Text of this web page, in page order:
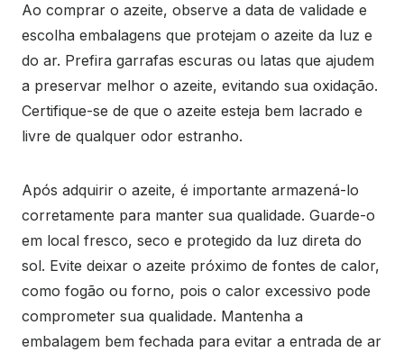
Ao comprar o azeite, observe a data de validade e
escolha embalagens que protejam o azeite da luz e
do ar. Prefira garrafas escuras ou latas que ajudem
a preservar melhor o azeite, evitando sua oxidação.
Certifique-se de que o azeite esteja bem lacrado e
livre de qualquer odor estranho.
Após adquirir o azeite, é importante armazená-lo
corretamente para manter sua qualidade. Guarde-o
em local fresco, seco e protegido da luz direta do
sol. Evite deixar o azeite próximo de fontes de calor,
como fogão ou forno, pois o calor excessivo pode
comprometer sua qualidade. Mantenha a
embalagem bem fechada para evitar a entrada de ar